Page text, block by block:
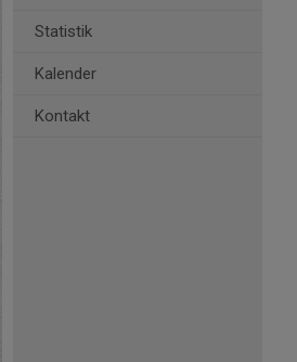
Statistik
Kalender
Kontakt